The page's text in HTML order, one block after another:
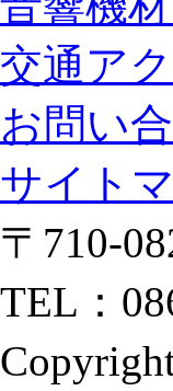
交通ア
お問い
サイト
〒710-
TEL：